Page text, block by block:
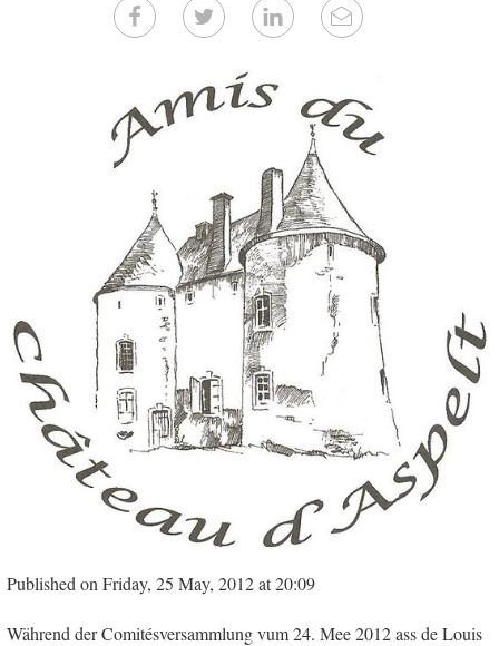
Published on Friday, 25 May, 2012 at 20:09
Während der Comitésversammlung vum 24. Mee 2012 ass de Louis